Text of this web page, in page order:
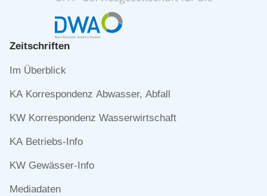
Zeitschriften
Navigation
Im Überblick
KA Korrespondenz Abwasser, Abfall
KW Korrespondenz Wasserwirtschaft
KA Betriebs-Info
KW Gewässer-Info
Mediadaten